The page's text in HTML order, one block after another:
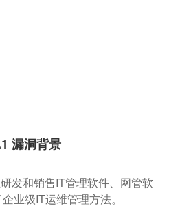
漏洞背景
发和销售IT管理软件、网管软
业级IT运维管理方法。